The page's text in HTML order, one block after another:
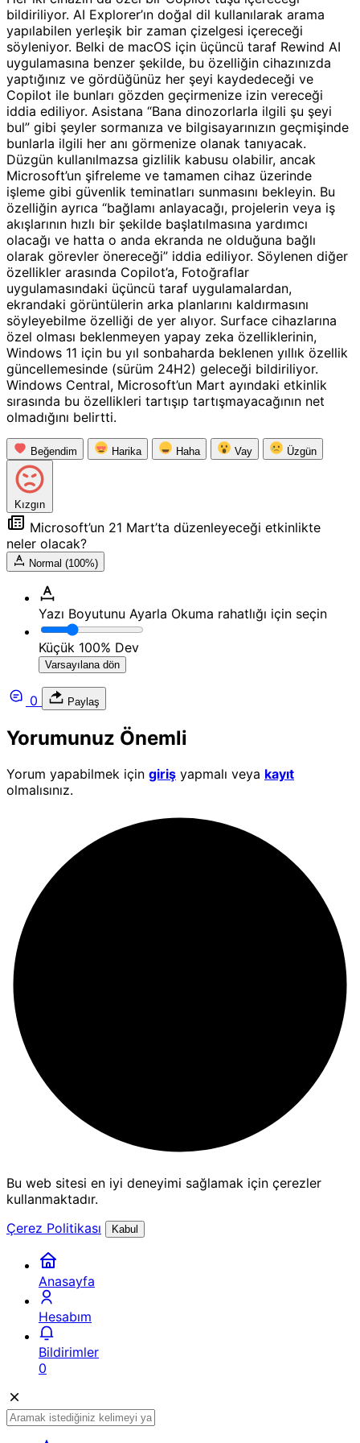
bildiriliyor. AI Explorer’ın doğal dil kullanılarak arama
yapılabilen yerleşik bir zaman çizelgesi içereceği
söyleniyor. Belki de macOS için üçüncü taraf Rewind AI
uygulamasına benzer şekilde, bu özelliğin cihazınızda
yaptığınız ve gördüğünüz her şeyi kaydedeceği ve
Copilot ile bunları gözden geçirmenize izin vereceği
iddia ediliyor. Asistana “Bana dinozorlarla ilgili şu şeyi
bul” gibi şeyler sormanıza ve bilgisayarınızın geçmişinde
bunlarla ilgili her anı görmenize olanak tanıyacak.
Düzgün kullanılmazsa gizlilik kabusu olabilir, ancak
Microsoft’un şifreleme ve tamamen cihaz üzerinde
işleme gibi güvenlik teminatları sunmasını bekleyin. Bu
özelliğin ayrıca “bağlamı anlayacağı, projelerin veya iş
akışlarının hızlı bir şekilde başlatılmasına yardımcı
olacağı ve hatta o anda ekranda ne olduğuna bağlı
olarak görevler önereceği” iddia ediliyor. Söylenen diğer
özellikler arasında Copilot’a, Fotoğraflar
uygulamasındaki üçüncü taraf uygulamalardan,
ekrandaki görüntülerin arka planlarını kaldırmasını
söyleyebilme özelliği de yer alıyor. Surface cihazlarına
özel olması beklenmeyen yapay zeka özelliklerinin,
Windows 11 için bu yıl sonbaharda beklenen yıllık özellik
güncellemesinde (sürüm 24H2) geleceği bildiriliyor.
Windows Central, Microsoft’un Mart ayındaki etkinlik
sırasında bu özellikleri tartışıp tartışmayacağının net
olmadığını belirtti.
Beğendim Harika Haha Vay Üzgün
Kızgın
Microsoft’un 21 Mart’ta düzenleyeceği etkinlikte
neler olacak?
Normal (100%)
Yazı Boyutunu Ayarla Okuma rahatlığı için seçin
Küçük 100% Dev
Varsayılana dön
0 Paylaş
Yorumunuz Önemli
Yorum yapabilmek için giriş yapmalı veya kayıt
olmalısınız.
Bu web sitesi en iyi deneyimi sağlamak için çerezler
kullanmaktadır.
Çerez Politikası
Kabul
Anasayfa
Hesabım
Bildirimler
0